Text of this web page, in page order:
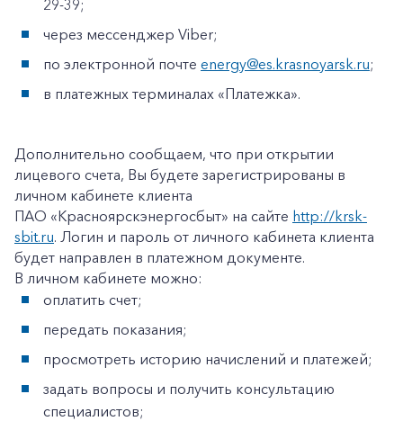
+7-800-700-24-57
Частным клиентам
29-39;
через мессенджер Viber;
по электронной почте energy@es.krasnoyarsk.ru;
в платежных терминалах «Платежка».
Дополнительно сообщаем, что при открытии
лицевого счета, Вы будете зарегистрированы в
личном кабинете клиента
ПАО «Красноярскэнергосбыт» на сайте http://krsk-
sbit.ru. Логин и пароль от личного кабинета клиента
будет направлен в платежном документе.
В личном кабинете можно:
оплатить счет;
передать показания;
просмотреть историю начислений и платежей;
задать вопросы и получить консультацию
специалистов;